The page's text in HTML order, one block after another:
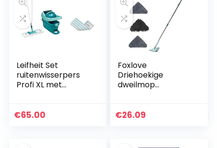
Leifheit Set
ruitenwisserpers
Profi XL met
overtrek Profi
€65.00
Foxlove
Driehoekige
dweilmop
driehoekig 180
€26.09